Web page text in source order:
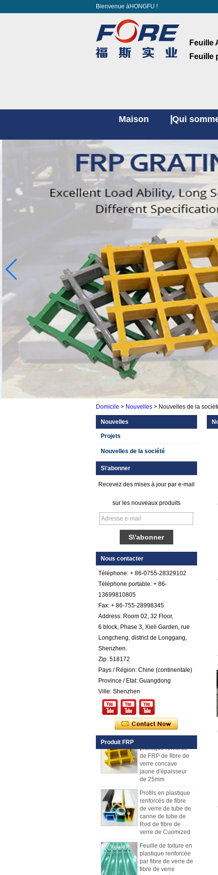
Bienvenue àHONGFU !
Feuille
Feuille
Maison Qui
Domicile > Nouvelles> Nouvelles de la
Nouvelles
Projets
Nouvelles de la société
S\'abonner
Recevez des mises à jour par e-mail
sur les nouveaux produits
Nous contacter
Téléphone: + 86-0755-28329102
Téléphone portable: + 86-
13699810805
Fax: + 86-755-28998345
Address: Room 02, 32 Floor,
6 block, Phase 3, Xieli Garden, rue
Longcheng, district de Longgang,
Shenzhen.
Zip: 518172
Pays / Région: Chine (continentale)
Province / Etat: Guangdong
Ville: Shenzhen
Produit FRP
Feuille de plastique
renforcée par fibre
Feuille de galet de
FRP en plastique
gel coloré par
couleur
Comstom Épaisseur
Blanc Noir RV
Extérieur isolé GRP
Panneau composé
de mousse d'unité
plastique renforcé
par fibre de verre de
fibre de verre pour
des remorques
de FRP de fibre de
verre concave
jaune d'épaisseur
de 25mm
Profils en plastique
renforcés de fibre
de verre de tube de
canne de tube de
Rod de fibre de
verre de Cuomized
Feuille de toiture en
plastique renforcée
par fibre de verre de
fibre de verre
transparente
Comment choisir les panneaux de